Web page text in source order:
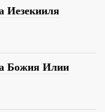
Иезекииля
Божия Илии